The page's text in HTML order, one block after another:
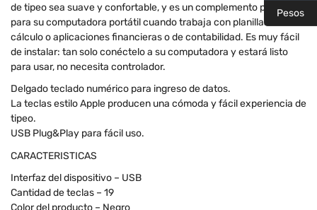
de tipeo sea suave y confortable, y es un complemento perfecto
para su computadora portátil cuando trabaja con planillas de
cálculo o aplicaciones financieras o de contabilidad. Es muy fácil
de instalar: tan solo conéctelo a su computadora y estará listo
para usar, no necesita controlador.
Delgado teclado numérico para ingreso de datos.
La teclas estilo Apple producen una cómoda y fácil experiencia de
tipeo.
USB Plug&Play para fácil uso.
CARACTERISTICAS
Interfaz del dispositivo – USB
Cantidad de teclas – 19
Pesos